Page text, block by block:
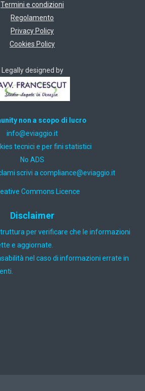
Termini e condizioni
Regolamento
Privacy Policy
Cookies Policy
Legally designed by
non a scopo di lucro
ti.oiggaive@ofni
tecnici e per fini statistici
No ADS
scrivi a ti.oiggaive@ecnailpmoc
Disclaimer
per verificare che le informazioni
e aggiornate.
nel caso di informazioni errate in